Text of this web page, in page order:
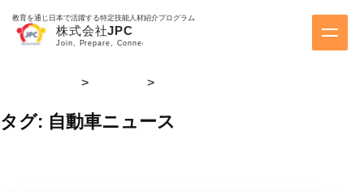
教育を通じ日本で活躍する特定技能人材紹介プログラム
> >
タグ: 自動車ニュース